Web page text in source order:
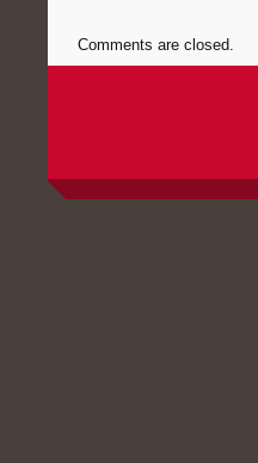
Comments are closed.